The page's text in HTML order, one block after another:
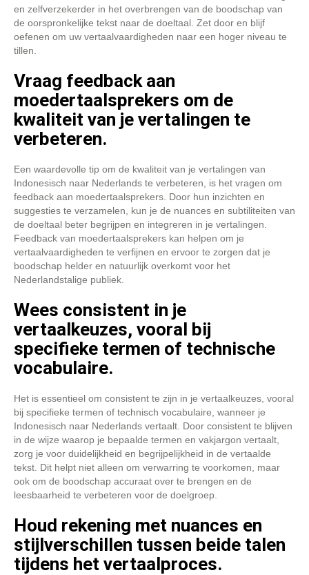
en zelfverzekerder in het overbrengen van de boodschap van
de oorspronkelijke tekst naar de doeltaal. Zet door en blijf
oefenen om uw vertaalvaardigheden naar een hoger niveau te
tillen.
Vraag feedback aan
moedertaalsprekers om de
kwaliteit van je vertalingen te
verbeteren.
Een waardevolle tip om de kwaliteit van je vertalingen van
Indonesisch naar Nederlands te verbeteren, is het vragen om
feedback aan moedertaalsprekers. Door hun inzichten en
suggesties te verzamelen, kun je de nuances en subtiliteiten van
de doeltaal beter begrijpen en integreren in je vertalingen.
Feedback van moedertaalsprekers kan helpen om je
vertaalvaardigheden te verfijnen en ervoor te zorgen dat je
boodschap helder en natuurlijk overkomt voor het
Nederlandstalige publiek.
Wees consistent in je
vertaalkeuzes, vooral bij
specifieke termen of technische
vocabulaire.
Het is essentieel om consistent te zijn in je vertaalkeuzes, vooral
bij specifieke termen of technisch vocabulaire, wanneer je
Indonesisch naar Nederlands vertaalt. Door consistent te blijven
in de wijze waarop je bepaalde termen en vakjargon vertaalt,
zorg je voor duidelijkheid en begrijpelijkheid in de vertaalde
tekst. Dit helpt niet alleen om verwarring te voorkomen, maar
ook om de boodschap accuraat over te brengen en de
leesbaarheid te verbeteren voor de doelgroep.
Houd rekening met nuances en
stijlverschillen tussen beide talen
tijdens het vertaalproces.